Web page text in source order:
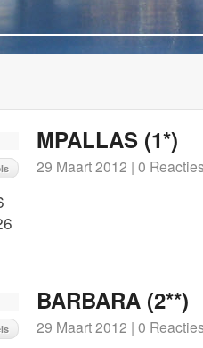
MPALLAS (1*)
29 Maart 2012 | 0
BARBARA (2**)
29 Maart 2012 | 0